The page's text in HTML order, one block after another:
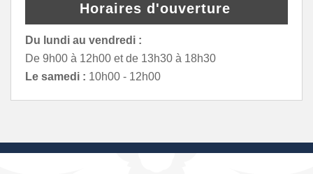
Horaires d'ouverture
Du lundi au vendredi :
De 9h00 à 12h00 et de 13h30 à 18h30
Le samedi : 10h00 - 12h00